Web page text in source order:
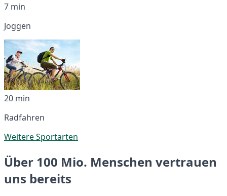
7 min
Joggen
20 min
Radfahren
Weitere Sportarten
Über 100 Mio. Menschen vertrauen
uns bereits